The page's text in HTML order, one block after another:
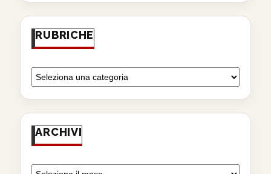
RUBRICHE
ARCHIVI